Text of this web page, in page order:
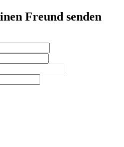
Freund senden